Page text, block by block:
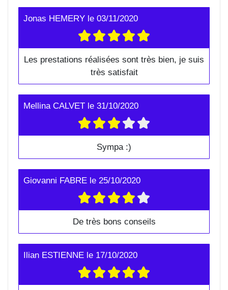
Jonas HEMERY le 03/11/2020
Les prestations réalisées sont très bien, je suis
très satisfait
Mellina CALVET le 31/10/2020
Sympa :)
Giovanni FABRE le 25/10/2020
De très bons conseils
Ilian ESTIENNE le 17/10/2020